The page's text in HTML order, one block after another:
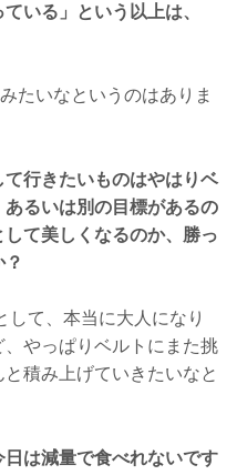
いる」という以上は、
たいなというのはありま
行きたいものはやはりベ
るいは別の目標があるの
て美しくなるのか、勝っ
て、本当に大人になり
やっぱりベルトにまた挑
積み上げていきたいなと
は減量で食べれないです